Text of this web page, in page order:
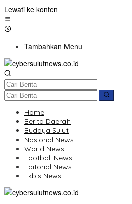
Lewati ke konten
Tambahkan Menu
Home
Berita Daerah
Budaya Sulut
Nasional News
World News
Football News
Editorial News
Ekbis News